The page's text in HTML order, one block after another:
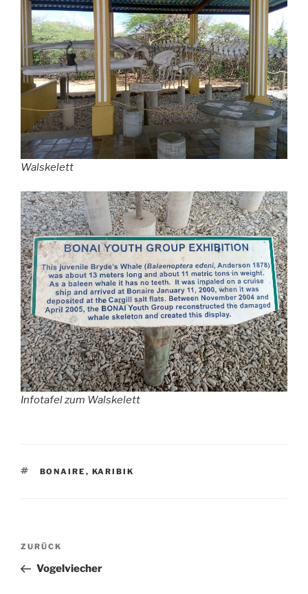
Walskelett
Infotafel zum Walskelett
SCHLAGWÖRTER
BONAIRE , KARIBIK
Beitragsnavigation
Vorheriger
Beitrag
ZURÜCK
Vogelviecher